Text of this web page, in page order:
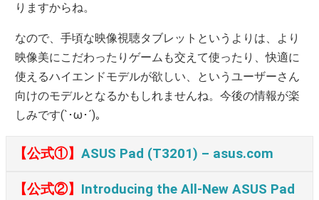
りますからね。
なので、手頃な映像視聴タブレットというよりは、より
映像美にこだわったりゲームも交えて使ったり、快適に
使えるハイエンドモデルが欲しい、というユーザーさん
向けのモデルとなるかもしれませんね。今後の情報が楽
しみです(`･ω･´)。
【公式①】 ASUS Pad (T3201) – asus.com
【公式②】 Introducing the All-New ASUS Pad